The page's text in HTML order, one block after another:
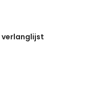
verlanglijst